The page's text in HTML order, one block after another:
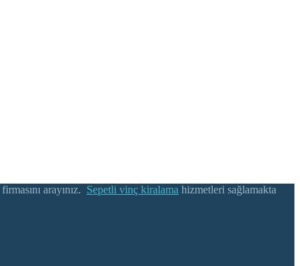
firmasını arayınız. Sepetli vinç kiralama hizmetleri sağlamakta